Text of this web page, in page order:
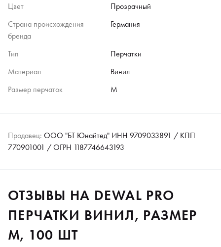
Цвет
Прозрачный
Страна происхождения
бренда
Германия
Тип
Перчатки
Материал
Винил
Размер перчаток
M
Продавец: ООО "БТ Юнайтед" ИНН 9709033891 / КПП
770901001 / ОГРН 1187746643193
ОТЗЫВЫ НА DEWAL PRO
ПЕРЧАТКИ ВИНИЛ, РАЗМЕР
M, 100 ШТ